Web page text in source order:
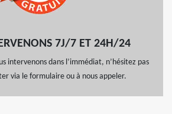
7J/7 ET 24H/24
intervenons dans l’immédiat, n’hésitez pas
via le formulaire ou à nous appeler.